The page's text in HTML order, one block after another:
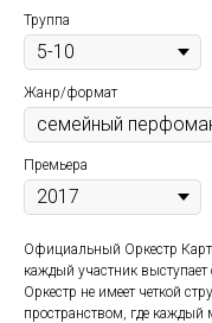
Труппа
Жанр/формат
Премьера
Официальный Оркестр
каждый участник выступает
Оркестр не имеет четкой
пространством, где каждый